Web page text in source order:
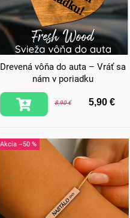
Drevená vôňa do auta – Vráť sa
nám v poriadku
8,90 € 5,90 €
–50 %